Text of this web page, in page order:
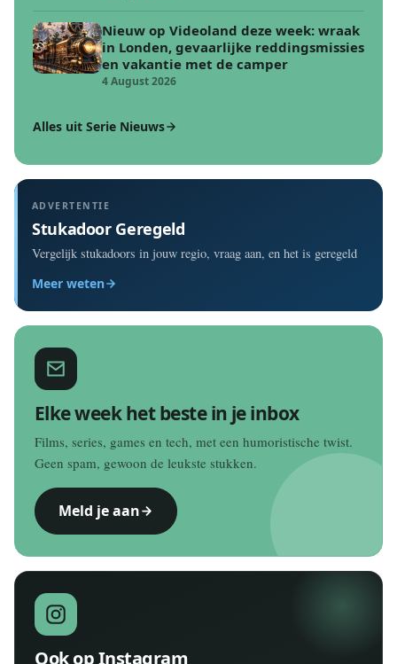
Nieuw op Videoland deze week: wraak
in Londen, gevaarlijke reddingsmissies
en vakantie met de camper
4 August 2026
Alles uit Serie Nieuws
ADVERTENTIE
Stukadoor Geregeld
Vergelijk stukadoors in jouw regio, vraag aan, en het is geregeld
Meer weten
Elke week het beste in je inbox
Films, series, games en tech, met een humoristische twist.
Geen spam, gewoon de leukste stukken.
Meld je aan
Ook op Instagram